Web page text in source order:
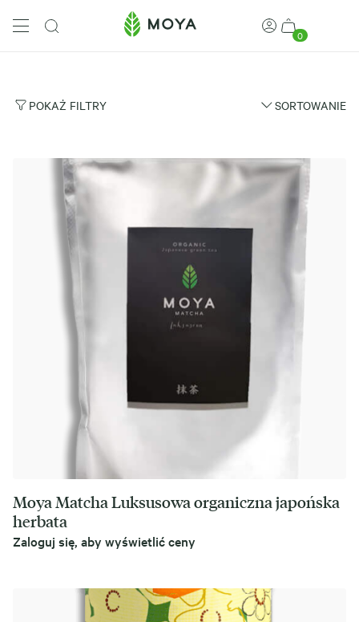
0
POKAŻ FILTRY SORTOWANIE
Moya Matcha Luksusowa organiczna japońska
herbata
Zaloguj się, aby wyświetlić ceny